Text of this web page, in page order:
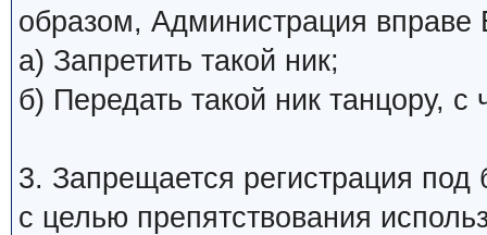
образом, Администрация
а) Запретить такой ник;
б) Передать такой ник танцору,
3. Запрещается регистрация
с целью препятствования